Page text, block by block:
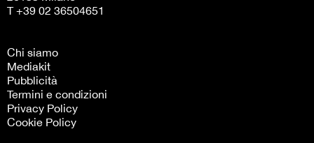
T +39 02 36504651
Chi siamo
Mediakit
Pubblicità
Termini e condizioni
Privacy Policy
Cookie Policy